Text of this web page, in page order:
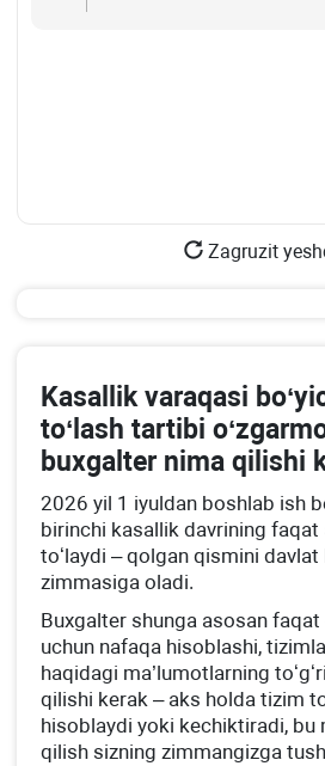
Zagruzit
Kasallik varaqasi
toʻlash tartibi
buхgalter nima qilishi
2026 yil 1 iyuldan boshlab ish
birinchi kasallik davrining faqat
toʻlaydi – qolgan qismini davlat
zimmasiga oladi.
Buхgalter shunga asosan
uchun nafaqa hisoblashi,
haqidagi ma’lumotlarning
qilishi kerak – aks holda tizim
hisoblaydi yoki kechiktiradi, bu
qilish sizning zimmangizga